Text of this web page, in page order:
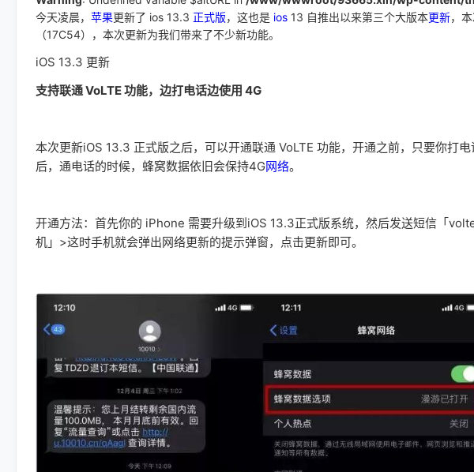
今天凌晨， 苹果更新了 ios 13.3 正式版，这也是 ios 13 自推出以来第三个大版本更新，
（17C54），本次更新为我们带来了不少新功能。
iOS 13.3 更新
支持联通 VoLTE 功能，边打电话边使用 4G
本次更新iOS 13.3 正式版之后，可以开通联通 VoLTE 功能，开通之前，只要你打
后，通电话的时候，蜂窝数据依旧会保持4G网络。
开通方法：首先你的 iPhone 需要升级到iOS 13.3正式版系统，然后发送短信「
机」>这时手机就会弹出网络更新的提示弹窗，点击更新即可。